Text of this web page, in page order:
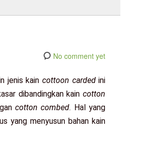
No comment yet
jenis kain cottoon cardedini
dibandingkan kaincotton
cotton combed. Hal yang
yang menyusun bahan kain